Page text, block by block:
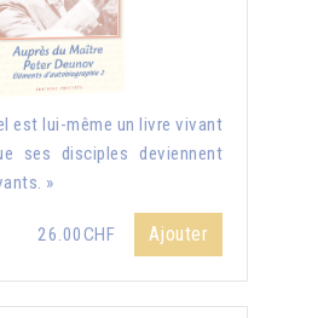
est lui-même un livre vivant
ses disciples deviennent
»
26.00CHF Ajouter